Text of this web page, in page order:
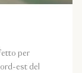
per
est del